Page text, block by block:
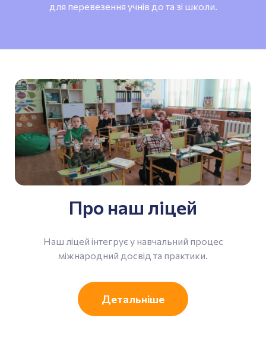
для перевезення учнів до та зі школи.
Про наш ліцей
Наш ліцей інтегрує у навчальний процес
міжнародний досвід та практики.
Детальніше